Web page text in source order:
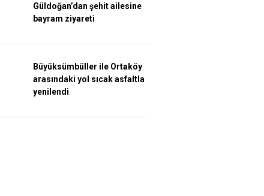
Güldoğan’dan şehit ailesine
bayram ziyareti
Büyüksümbüller ile Ortaköy
arasındaki yol sıcak asfaltla
yenilendi